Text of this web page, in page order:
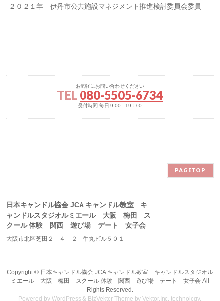
２０２１年 伊丹市公共施設マネジメント推進検討委員会委員
お気軽にお問い合わせください
TEL 080-5505-6734
受付時間 毎日 9:00 - 19：00
PAGETOP
日本キャンドル協会 JCA キャンドル教室 キ
ャンドルスタジオルミエール 大阪 梅田 ス
クール 体験 関西 遊び場 デート 女子会
大阪市北区芝田２－４－２ 牛丸ビル５０１
Copyright © 日本キャンドル協会 JCA キャンドル教室 キャンドルスタジオル
ミエール 大阪 梅田 スクール 体験 関西 遊び場 デート 女子会All
Rights Reserved.
Powered byWordPress & BizVektor Theme byVektor,Inc. technology.